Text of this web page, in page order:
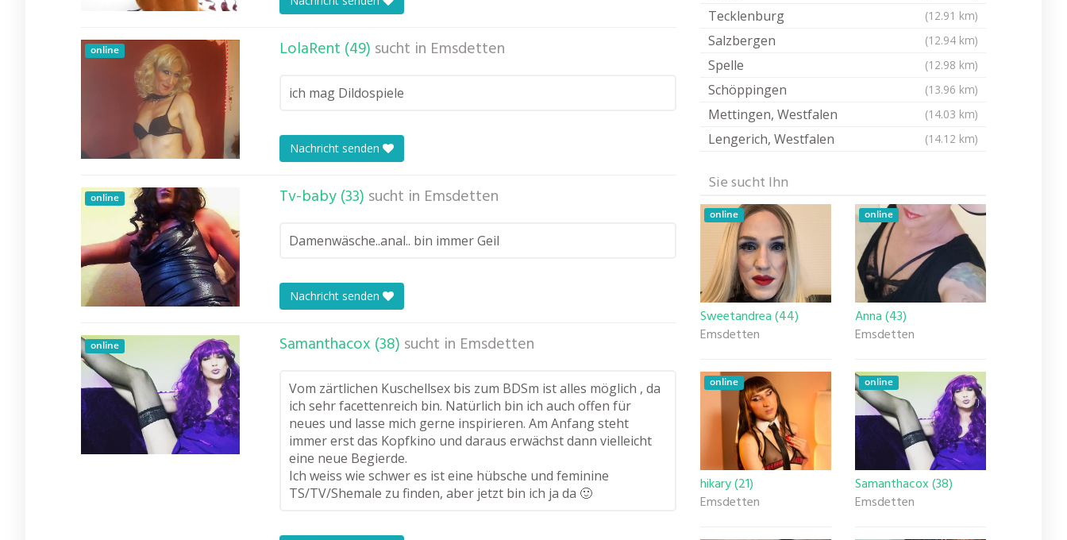
online LolaRent (49) sucht in Emsdetten
ich mag Dildospiele
Nachricht senden
online Tv-baby (33) sucht in Emsdetten
Damenwäsche..anal.. bin immer Geil
Nachricht senden
online Samanthacox (38) sucht in Emsdetten
Vom zärtlichen Kuschellsex bis zum BDSm ist alles möglich , da
ich sehr facettenreich bin. Natürlich bin ich auch offen für
neues und lasse mich gerne inspirieren. Am Anfang steht
immer erst das Kopfkino und daraus erwächst dann vielleicht
eine neue Begierde.
Ich weiss wie schwer es ist eine hübsche und feminine
TS/TV/Shemale zu finden, aber jetzt bin ich ja da 🙂
Tecklenburg (12.91 km)
Salzbergen (12.94 km)
Spelle (12.98 km)
Schöppingen (13.96 km)
Mettingen, Westfalen (14.03 km)
Lengerich, Westfalen (14.12 km)
Sie sucht Ihn
online
Sweetandrea (44)
Emsdetten
online
Anna (43)
Emsdetten
online
hikary (21)
Emsdetten
online
Samanthacox (38)
Emsdetten